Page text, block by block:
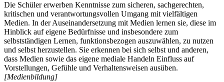
Die Schüler erwerben Kenntnisse zum sicheren, sachgerechten,
kritischen und verantwortungsvollen Umgang mit vielfältigen
Medien. In der Auseinandersetzung mit Medien lernen sie, diese im
Hinblick auf eigene Bedürfnisse und insbesondere zum
selbstständigen Lernen, funktionsbezogen auszuwählen, zu nutzen
und selbst herzustellen. Sie erkennen bei sich selbst und anderen,
dass Medien sowie das eigene mediale Handeln Einfluss auf
Vorstellungen, Gefühle und Verhaltensweisen ausüben.
[Medienbildung]